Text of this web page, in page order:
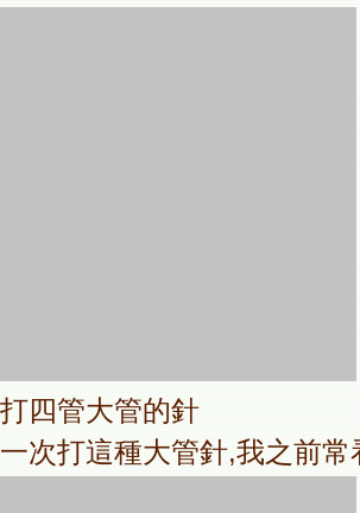
四管大管的針
次打這種大管針,我之前